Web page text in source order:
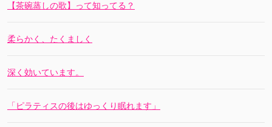
【茶碗蒸しの歌】って知ってる？
柔らかく、たくましく
深く効いています。
「ピラティスの後はゆっくり眠れます」